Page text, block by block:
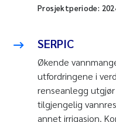
Prosjektperiode:
SERPIC
Økende
utfordringene i
renseanlegg
tilgjengelig
annet irrigasjon.